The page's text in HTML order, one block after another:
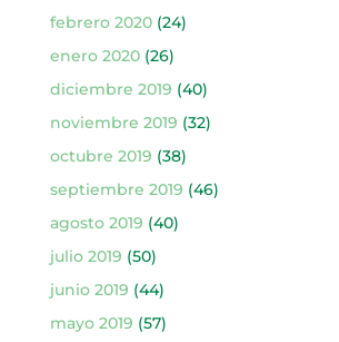
febrero 2020(24)
enero 2020(26)
diciembre 2019 (40)
noviembre 2019 (32)
octubre 2019 (38)
septiembre 2019 (46)
agosto 2019 (40)
julio 2019 (50)
junio 2019 (44)
mayo 2019 (57)